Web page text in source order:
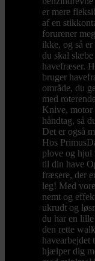
er mere
af en
forurener
ikke, og så
du skal
havefræser.
bruger
område, du
med
Knive, motor
håndtag, så
Det er også
Hos
plove og
til din have
fræsere, der
leg! Med
nemt og
ukrudt og
du har en
den rette
havearbejdet
hjælper dig